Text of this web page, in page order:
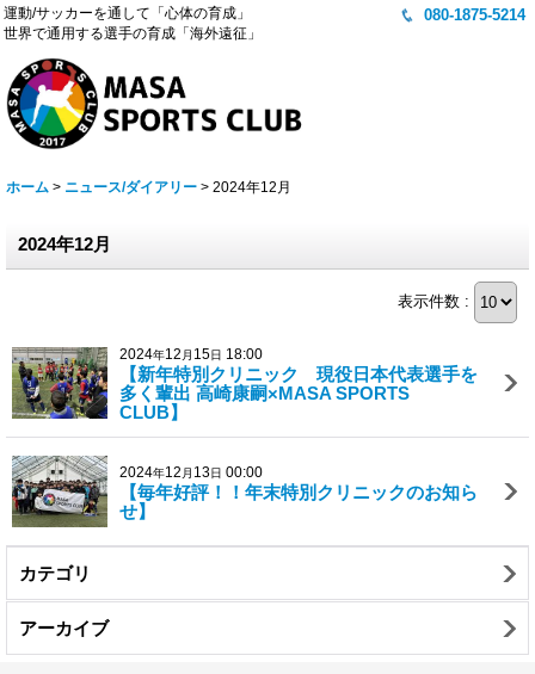
運動/サッカーを通して「心体の育成」
世界で通用する選手の育成「海外遠征」
080-1875-5214
ホーム > ニュース/ダイアリー > 2024年12月
2024年12月
表示件数 :
2024年12月 15日 18:00
【新年特別クリニック 現役日本代表選手を
多く輩出 高崎康嗣×MASA SPORTS
CLUB】
2024年12月 13日 00:00
【毎年好評！！年末特別クリニックのお知ら
せ】
カテゴリ
アーカイブ